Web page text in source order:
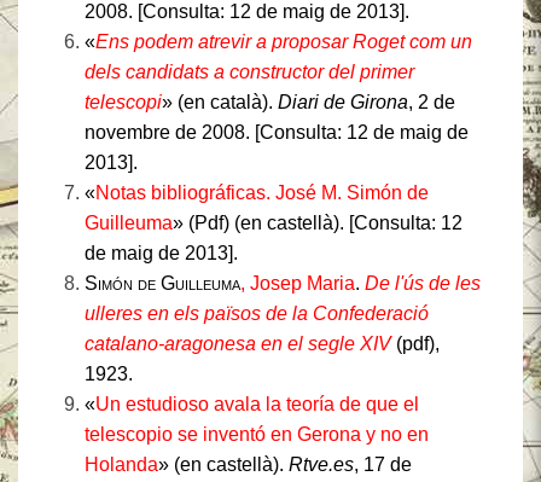
2008. [Consulta: 12 de maig de 2013].
«Ens podem atrevir a proposar Roget com un
dels candidats a constructor del primer
telescopi» (en català). Diari de Girona, 2 de
novembre de 2008. [Consulta: 12 de maig de
2013].
«Notas bibliográficas. José M. Simón de
Guilleuma» (Pdf) (en castellà). [Consulta: 12
de maig de 2013].
Simón de Guilleuma, Josep Maria. De l'ús de les
ulleres en els països de la Confederació
catalano-aragonesa en el segle XIV(pdf),
1923.
«Un estudioso avala la teoría de que el
telescopio se inventó en Gerona y no en
Holanda» (en castellà). Rtve.es, 17 de